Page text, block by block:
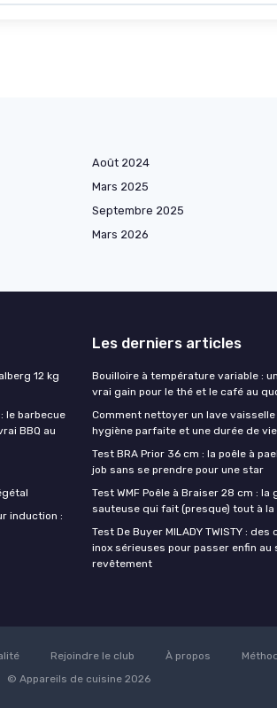
Août 2024
Mars 2025
Septembre 2025
Mars 2026
12 kg
le barbecue
BBQ au
induction :
Les derniers articles
Bouilloire à température variable :
vrai gain pour le thé et le café au
Comment nettoyer un lave vaisselle
hygiène parfaite et une durée de
Test BRA Prior 36 cm : la poêle à
job sans se prendre pour une star
Test WMF Poêle à Braiser 28 cm : la
sauteuse qui fait (presque) tout à la
Test De Buyer MILADY TWISTY : des
inox sérieuses pour passer enfin au
revêtement
Rejoindre le club À propos
© Appareils de cuisine 2026